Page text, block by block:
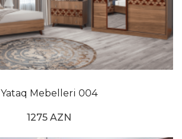
Yataq Mebelleri 004
1275 AZN